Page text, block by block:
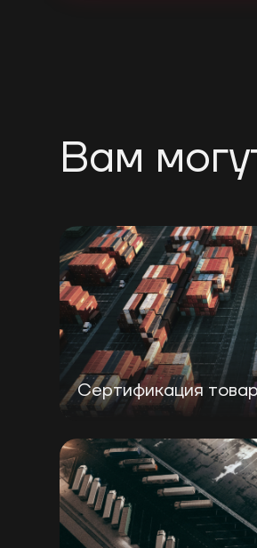
Вам
Сертификация